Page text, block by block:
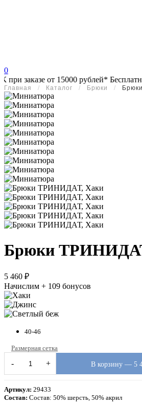
0
заказе от 15000 рублей* Бесплатная
Главная / Каталог / Брюки /
Брюки
5 460 ₽
Начислим + 109 бонусов
40-46
Размерная сетка
- + В корзину — 5
Артикул: 29433
Состав: Состав: 50% шерсть, 50% акрил